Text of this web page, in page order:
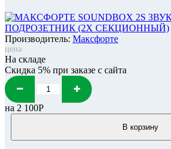
Производитель: Максфорте
цена
На складе
Скидка 5% при заказе с сайта
на 2 100Р
В корзину